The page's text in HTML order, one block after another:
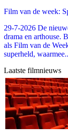
Film van de week:
29-7-2026 De
drama en arthouse.
als Film van de
superheld,
Laatste filmnieuws